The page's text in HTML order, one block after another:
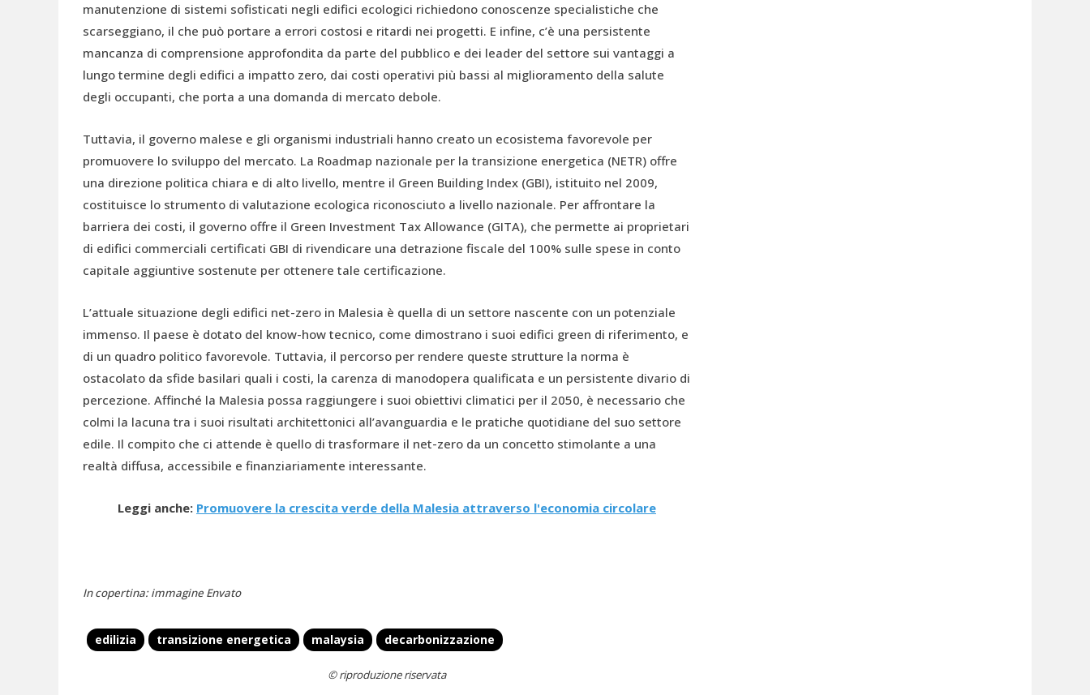
manutenzione di sistemi sofisticati negli edifici ecologici richiedono conoscenze specialistiche che
scarseggiano, il che può portare a errori costosi e ritardi nei progetti. E infine, c’è una persistente
mancanza di comprensione approfondita da parte del pubblico e dei leader del settore sui vantaggi a
lungo termine degli edifici a impatto zero, dai costi operativi più bassi al miglioramento della salute
degli occupanti, che porta a una domanda di mercato debole.
Tuttavia, il governo malese e gli organismi industriali hanno creato un ecosistema favorevole per
promuovere lo sviluppo del mercato. La Roadmap nazionale per la transizione energetica (NETR) offre
una direzione politica chiara e di alto livello, mentre il Green Building Index (GBI), istituito nel 2009,
costituisce lo strumento di valutazione ecologica riconosciuto a livello nazionale. Per affrontare la
barriera dei costi, il governo offre il Green Investment Tax Allowance (GITA), che permette ai proprietari
di edifici commerciali certificati GBI di rivendicare una detrazione fiscale del 100% sulle spese in conto
capitale aggiuntive sostenute per ottenere tale certificazione.
L’attuale situazione degli edifici net-zero in Malesia è quella di un settore nascente con un potenziale
immenso. Il paese è dotato del know-how tecnico, come dimostrano i suoi edifici green di riferimento, e
di un quadro politico favorevole. Tuttavia, il percorso per rendere queste strutture la norma è
ostacolato da sfide basilari quali i costi, la carenza di manodopera qualificata e un persistente divario di
percezione. Affinché la Malesia possa raggiungere i suoi obiettivi climatici per il 2050, è necessario che
colmi la lacuna tra i suoi risultati architettonici all’avanguardia e le pratiche quotidiane del suo settore
edile. Il compito che ci attende è quello di trasformare il net-zero da un concetto stimolante a una
realtà diffusa, accessibile e finanziariamente interessante.
Leggi anche: Promuovere la crescita verde della Malesia attraverso l'economia circolare
In copertina: immagine Envato
edilizia transizione energetica malaysia decarbonizzazione
© riproduzione riservata